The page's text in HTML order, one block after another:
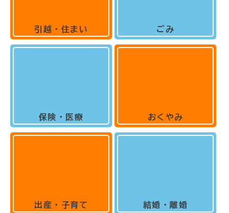
引越・住まい
保険・医療
出産・子育て
ごみ
おくやみ
結婚・離婚